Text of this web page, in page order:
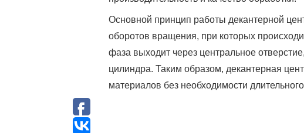
Основной принцип работы декантерной
оборотов вращения, при которых
фаза выходит через центральное
цилиндра. Таким образом, декантерная
материалов без необходимости